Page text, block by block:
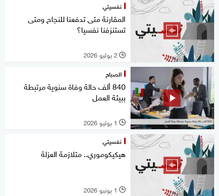
نفسيتي
المقارنة متى تدفعنا للنجاح ومتى
تستنزفنا نفسيا؟
l 2 يوليو 2026
الصباح
840 ألف حالة وفاة سنوية مرتبطة
ببيئة العمل
l 1 يوليو 2026
نفسيتي
هيكيكوموري.. متلازمة العزلة
l 1 يونيو 2026